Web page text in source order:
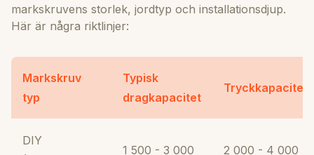
markskruvens storlek, jordtyp och installationsdjup.
Här är några riktlinjer:
Markskruv
typ
Typisk
dragkapacitet
Tryckkapacitet
DIY
1 500 - 3 000 2 000 - 4 000